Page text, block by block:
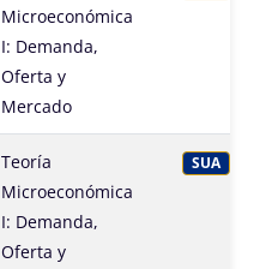
Microeconómica
I: Demanda,
Oferta y
Mercado
Teoría
Microeconómica
I: Demanda,
Oferta y
SUA